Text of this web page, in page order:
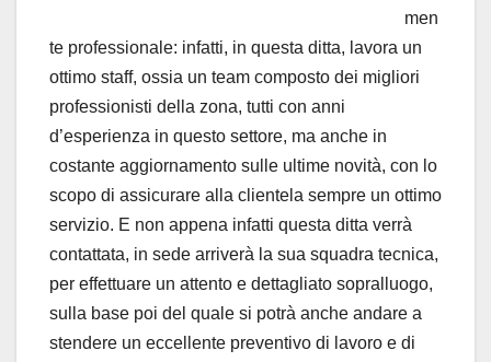
men
te professionale: infatti, in questa ditta, lavora un
ottimo staff, ossia un team composto dei migliori
professionisti della zona, tutti con anni
d’esperienza in questo settore, ma anche in
costante aggiornamento sulle ultime novità, con lo
scopo di assicurare alla clientela sempre un ottimo
servizio. E non appena infatti questa ditta verrà
contattata, in sede arriverà la sua squadra tecnica,
per effettuare un attento e dettagliato sopralluogo,
sulla base poi del quale si potrà anche andare a
stendere un eccellente preventivo di lavoro e di